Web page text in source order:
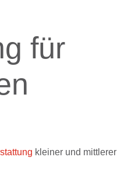
für
kleiner und mittlerer